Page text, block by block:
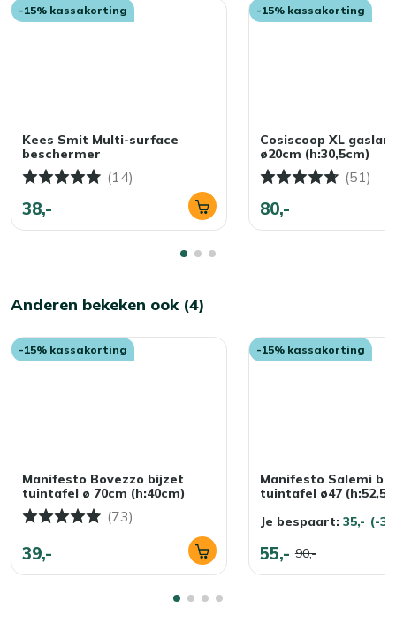
-15% kassakorting
Kees Smit Multi-surface
beschermer
(14)
38,-
-15% kassakorting
Cosiscoop XL
ø20cm (h:30,5cm)
(51)
80,-
Anderen bekeken ook (4)
-15% kassakorting
Manifesto Bovezzo bijzet
tuintafel ø 70cm (h:40cm)
(73)
39,-
-15% kassakorting
Manifesto Salemi
tuintafel ø47
Je bespaart: 35,- (-
55,- 90,-